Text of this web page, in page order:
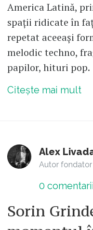
America Latină,
spații ridicate în
repetat aceeași
melodic techno,
papilor, hituri pop.
Citește mai mult
Alex
Autor fondator
0
Sorin